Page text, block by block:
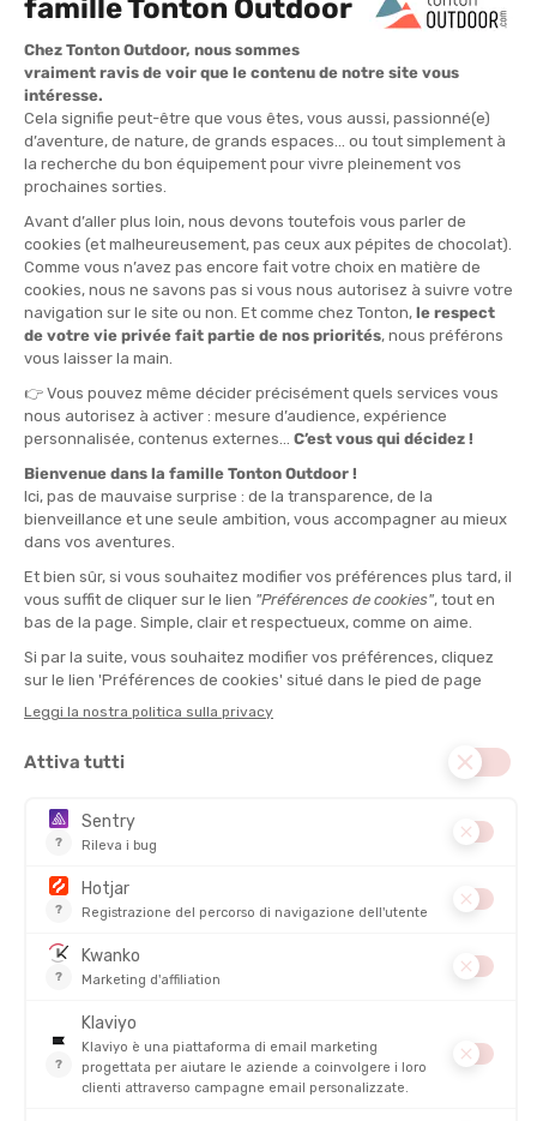
4. GR 10: la traversata dei Pirenei
Come parlare dellacatena delle Alpisenza dedicare qualche
parola alla sua altrettanto maestosa cugina a ovest, la
dei Pirenei! IlGR 10 quindi attraversa i Pirenei, costeggiando il
confine spagnolo. Questo percorso iconico, che si estende per
circa 1100 km, collega l’Oceano Atlantico al Mar Mediterraneo. Da
Hendaye sulla costa atlantica a Banyuls-sur-Mer sulla costa
mediterranea, calcolate tra 45 e 60 giorni per completare
l’intero GR 10.
Il GR 10 offre una varietà di paesaggi spettacolari, dalle spiagge
atlantiche alle vette scoscese dei Pirenei, passando per valli
verdeggianti, foreste fitte, prati alpini e laghi di montagna.
Considerato molto impegnativo per la sua lunghezza, accumula
anche 55.000 m di dislivello positivo!
Dall’oceano, attraverserete prima i villaggi baschi, poi entrerete
nel vivo della montagna entrando nel Béarn e nei suoi paesaggi
montani. Al Pic d’Annie, il Parco nazionale dei Pireneiapre le
Raramente scenderete sotto i 1000 m di altitudine e avrete
l’opportunità di osservare una fauna e una flora lussureggianti.
Ammirate la vista sul Pic du Midi de Bigorre, ilcirco di Gavarnie, il
Pic du Midi d’Ossau o il
l’itinerario è molto selvaggio e dovrete spesso muovervi in
autonomia per alcuni giorni prima di potervi rifornire! In
lontananza il Mar Mediterraneo vi attende. Curiosità: ilGR 10
percorre tradizionalmente da ovest a est a causa del vento che
spesso soffia da ovest e del sole che sorge a est e tramonta a
no?